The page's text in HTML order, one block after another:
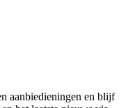
aanbiedieningen en blijf